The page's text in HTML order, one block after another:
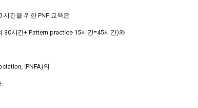
시간을 위한 PNF 교육은
30시간+ Pattern practice 15시간=45시간)와
IPNFA)의
.